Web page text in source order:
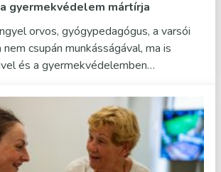
a gyermekvédelem mártírja
orvos, gyógypedagógus, a varsói
csupán munkásságával, ma is
és a gyermekvédelemben…